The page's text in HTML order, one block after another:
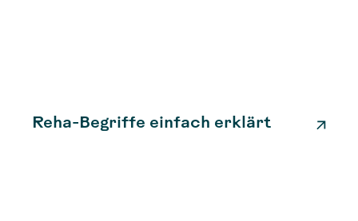
Reha-Begriffe einfach erklärt